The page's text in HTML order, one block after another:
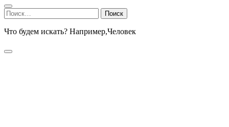
Найти:
Что будем искать? Например,Человек